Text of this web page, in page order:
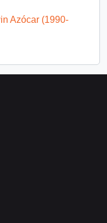
Azócar (1990-